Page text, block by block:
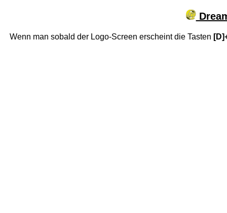
Wenn man sobald der Logo-Screen erscheint die Tasten